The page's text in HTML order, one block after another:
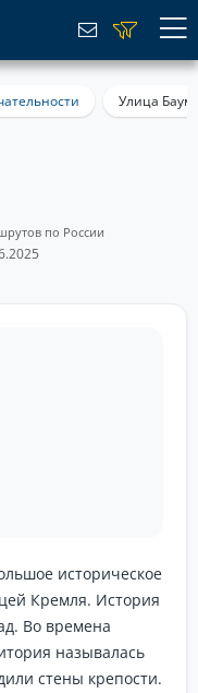
Улица
по России
историческое
Кремля. История
Во времена
называлась
стены крепости.